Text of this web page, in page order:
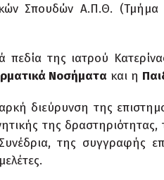
Σπουδών Α.Π.Θ. (Τμήμα
πεδία της ιατρού
Νοσήματα και η
διεύρυνση της
της
της συγγραφής